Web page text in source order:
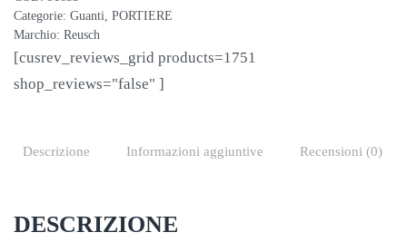
Categorie: Guanti, PORTIERE
Marchio: Reusch
[cusrev_reviews_grid products=1751
shop_reviews="false" ]
Descrizione Informazioni aggiuntive Recensioni (0)
DESCRIZIONE